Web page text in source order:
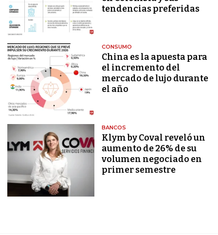
tendencias preferidas
CONSUMO
China es la apuesta para
el incremento del
mercado de lujo durante
el año
BANCOS
Klym by Coval reveló un
aumento de 26% de su
volumen negociado en
primer semestre